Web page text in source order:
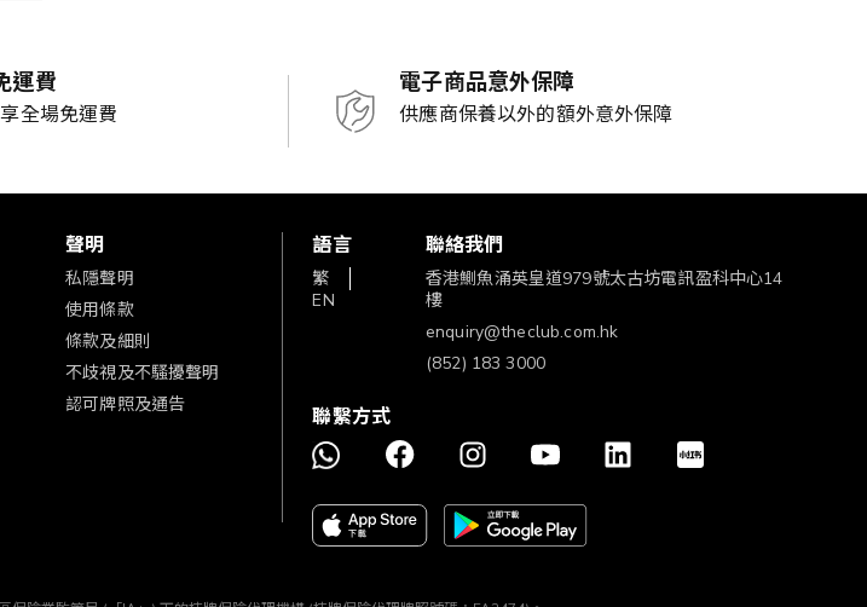
運費
全場免運費
電子商品意外保障
供應商保養以外的額外意外保障
聲明
私隱聲明
使用條款
條款及細則
不歧視及不騷擾聲明
認可牌照及通告
語言
繁
EN
聯絡我們
香港鰂魚涌英皇道979號太古坊電訊盈科中心14
樓
enquiry@theclub.com.hk
(852) 183 3000
聯繫方式